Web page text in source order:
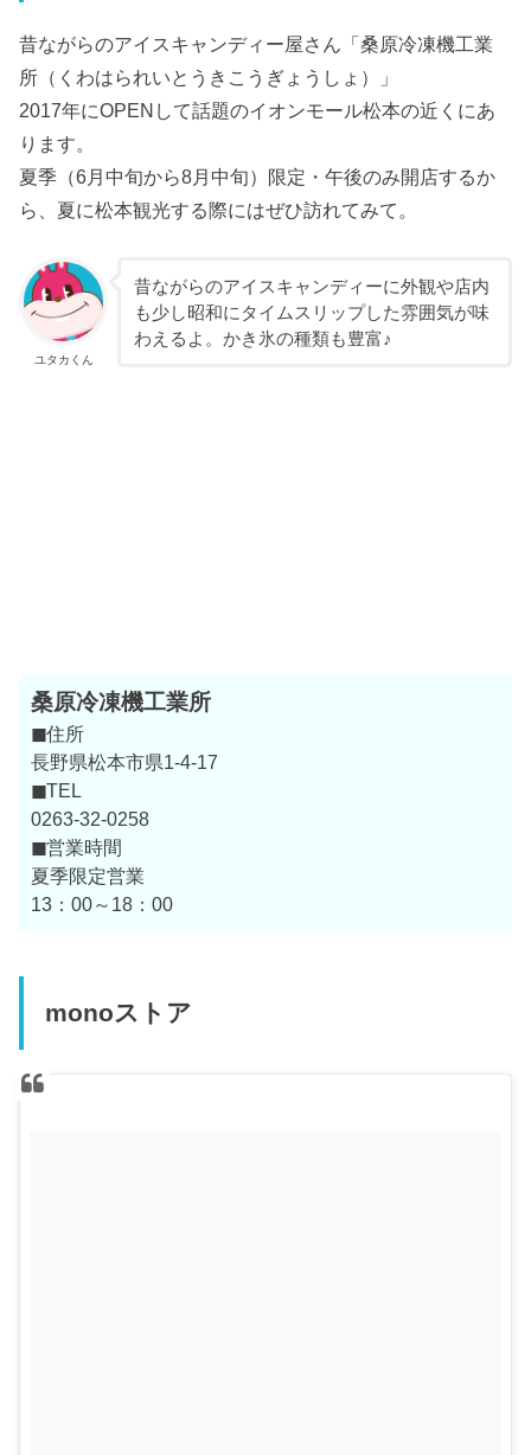
昔ながらのアイスキャンディー屋さん「桑原冷凍機工業
所（くわはられいとうきこうぎょうしょ）」
2017年にOPENして話題のイオンモール松本の近くにあ
ります。
夏季（6月中旬から8月中旬）限定・午後のみ開店するか
ら、夏に松本観光する際にはぜひ訪れてみて。
ユタカくん
昔ながらのアイスキャンディーに外観や店内
も少し昭和にタイムスリップした雰囲気が味
わえるよ。かき氷の種類も豊富♪
桑原冷凍機工業所
◼住所
長野県松本市県1-4-17
◼TEL
0263-32-0258
◼営業時間
夏季限定営業
13：00～18：00
monoストア